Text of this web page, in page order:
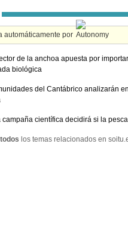
automáticamente por
de la anchoa apuesta por
biológica
del Cantábrico analizarán
campaña científica decidirá si la
los temas relacionados en